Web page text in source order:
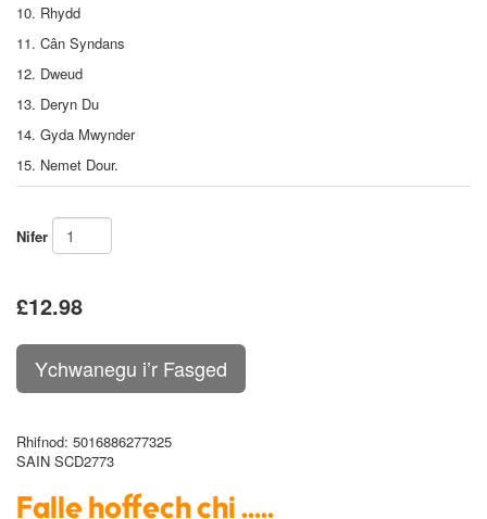
10. Rhydd
11. Cân Syndans
12. Dweud
13. Deryn Du
14. Gyda Mwynder
15. Nemet Dour.
Nifer
£12.98
Rhifnod: 5016886277325
SAIN SCD2773
Falle hoffech chi .....